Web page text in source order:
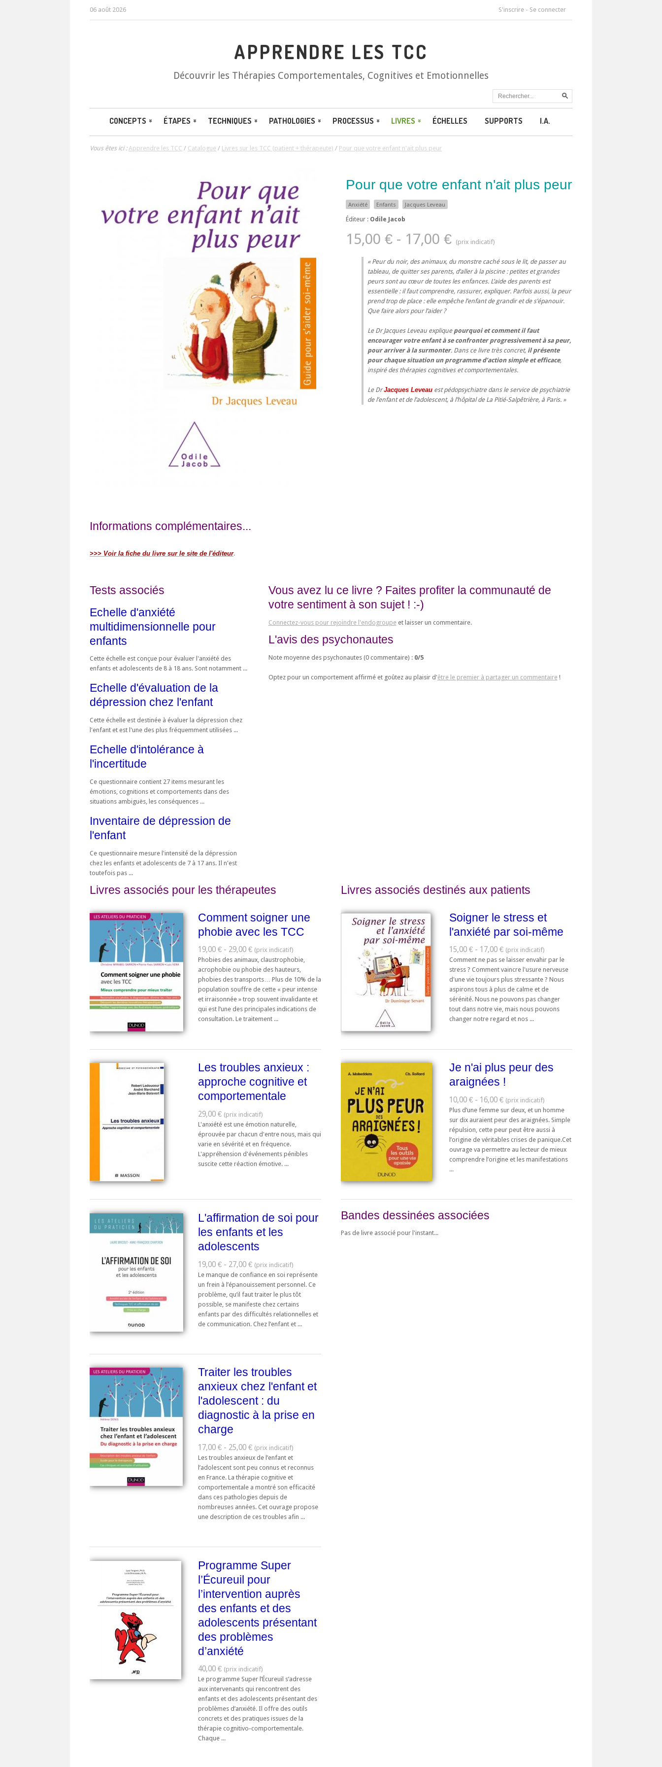
06 août 2026 S'inscrire - Se connecter
APPRENDRE LES TCC
Découvrir les Thérapies Comportementales, Cognitives et Emotionnelles
CONCEPTS ÉTAPES TECHNIQUES PATHOLOGIES PROCESSUS LIVRES ÉCHELLES SUPPORTS I.A.
Vous êtes ici :Apprendre les TCC / Catalogue / Livres sur les TCC (patient + thérapeute) / Pour que votre enfant n'ait plus peur
Pour que votre enfant n'ait plus peur
Anxiété Enfants Jacques Leveau
Éditeur : Odile Jacob
15,00 € - 17,00 €
Peur du noir, des animaux, du monstre caché sous le lit, de passer au
tableau, de quitter ses parents, d’aller à la piscine : petites et grandes
peurs sont au cœur de toutes les enfances. L’aide des parents est
essentielle : il faut comprendre, rassurer, expliquer. Parfois aussi, la peur
prend trop de place : elle empêche l’enfant de grandir et de s’épanouir.
Que faire alors pour l’aider ?
Le Dr Jacques Leveau explique pourquoi et comment il faut
encourager votre enfant à se confronter progressivement à sa peur,
pour arriver à la surmonter. Dans ce livre très concret, il présente
pour chaque situation un programme d’action simple et efficace,
inspiré des thérapies cognitives et comportementales.
Le DrJacques Leveau est pédopsychiatre dans le service de psychiatrie
de l’enfant et de l’adolescent, à l’hôpital de La Pitié-Salpêtrière, à Paris.
Informations complémentaires...
>>> Voir la fiche du livre sur le site de l'éditeur.
Tests associés
Echelle d'anxiété
multidimensionnelle pour
enfants
Cette échelle est conçue pour évaluer l'anxiété des
enfants et adolescents de 8 à 18 ans. Sont notamment ...
Echelle d'évaluation de la
dépression chez l'enfant
Cette échelle est destinée à évaluer la dépression chez
l'enfant et est l'une des plus fréquemment utilisées ...
Echelle d'intolérance à
l'incertitude
Ce questionnaire contient 27 items mesurant les
émotions, cognitions et comportements dans des
situations ambiguës, les conséquences ...
Inventaire de dépression de
l'enfant
Ce questionnaire mesure l'intensité de la dépression
chez les enfants et adolescents de 7 à 17 ans. Il n'est
toutefois pas ...
Vous avez lu ce livre ? Faites profiter la communauté de
votre sentiment à son sujet ! :-)
Connectez-vous pour rejoindre l'endogroupeet laisser un commentaire.
L'avis des psychonautes
Note moyenne des psychonautes (0commentaire) : 0/5
Optez pour un comportement affirmé et goûtez au plaisir d'être le premier à partager un commentaire!
Livres associés pour les thérapeutes
Comment soigner une
phobie avec les TCC
19,00 € - 29,00 €
Phobies des animaux, claustrophobie,
acrophobie ou phobie des hauteurs,
phobies des transports… Plus de 10% de la
population souffre de cette « peur intense
et irraisonnée » trop souvent invalidante et
qui est l’une des principales indications de
consultation. Le traitement ...
Les troubles anxieux :
approche cognitive et
comportementale
29,00 €
L'anxiété est une émotion naturelle,
éprouvée par chacun d'entre nous, mais qui
varie en sévérité et en fréquence.
L'appréhension d'événements pénibles
suscite cette réaction émotive. ...
L'affirmation de soi pour
les enfants et les
adolescents
19,00 € - 27,00 €
Le manque de confiance en soi représente
un frein à l’épanouissement personnel. Ce
problème, qu’il faut traiter le plus tôt
possible, se manifeste chez certains
enfants par des difficultés relationnelles et
de communication. Chez l’enfant et ...
Traiter les troubles
anxieux chez l'enfant et
l'adolescent : du
diagnostic à la prise en
charge
17,00 € - 25,00 €
Les troubles anxieux de l’enfant et
l’adolescent sont peu connus et reconnus
en France. La thérapie cognitive et
comportementale a montré son efficacité
dans ces pathologies depuis de
nombreuses années. Cet ouvrage propose
une description de ces troubles afin ...
Programme Super
l’Écureuil pour
l’intervention auprès
des enfants et des
adolescents présentant
des problèmes
d’anxiété
40,00 €
Le programme Super l’Écureuil s’adresse
aux intervenants qui rencontrent des
enfants et des adolescents présentant des
problèmes d’anxiété. Il offre des outils
concrets et des pratiques issues de la
thérapie cognitivo-comportementale.
Chaque ...
Livres associés destinés aux patients
Soigner le stress et
l'anxiété par soi-même
15,00 € - 17,00 €
Comment ne pas se laisser envahir par le
stress ? Comment vaincre l'usure nerveuse
d'une vie toujours plus stressante ? Nous
aspirons tous à plus de calme et de
sérénité. Nous ne pouvons pas changer
tout dans notre vie, mais nous pouvons
changer notre regard et nos ...
Je n'ai plus peur des
araignées !
10,00 € - 16,00 €
Plus d’une femme sur deux, et un homme
sur dix auraient peur des araignées. Simple
répulsion, cette peur peut être aussi à
l’origine de véritables crises de panique.Cet
ouvrage va permettre au lecteur de mieux
comprendre l’origine et les manifestations
...
Bandes dessinées associées
Pas de livre associé pour l'instant...